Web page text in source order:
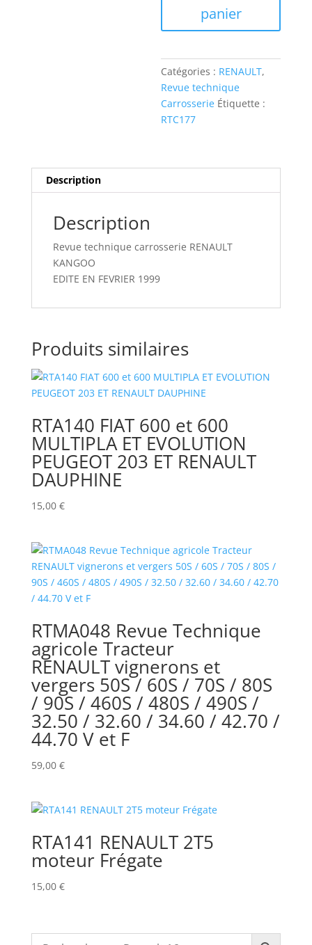
carrosseriepanier
Catégories : RENAULT,
Revue technique
Carrosserie Étiquette :
RTC177
Description
Description
Revue technique carrosserie RENAULT
KANGOO
EDITE EN FEVRIER 1999
Produits similaires
RTA140 FIAT 600 et 600
MULTIPLA ET EVOLUTION
PEUGEOT 203 ET RENAULT
DAUPHINE
15,00 €
RTMA048 Revue Technique
agricole Tracteur
RENAULT vignerons et
vergers 50S / 60S / 70S / 80S
/ 90S / 460S / 480S / 490S /
32.50 / 32.60 / 34.60 / 42.70 /
44.70 V et F
59,00 €
RTA141 RENAULT 2T5
moteur Frégate
15,00 €